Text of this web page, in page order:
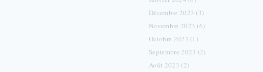
Décembre 2023 (3)
Novembre 2023 (6)
Octobre 2023 (1)
Septembre 2023 (2)
Août 2023 (2)